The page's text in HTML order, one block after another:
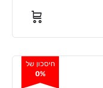
חיסכון של
0%